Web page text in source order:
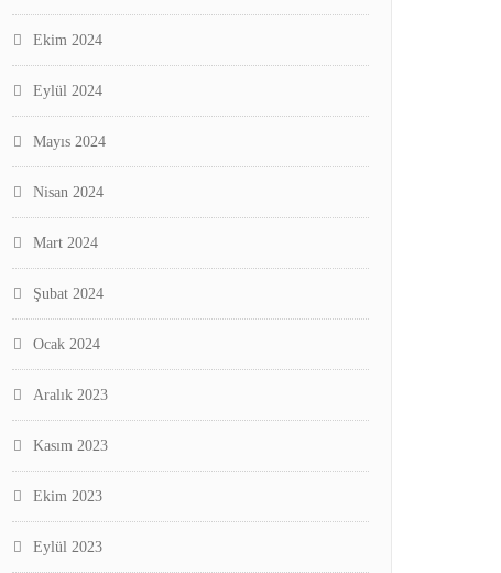
Ekim 2024
Eylül 2024
Mayıs 2024
Nisan 2024
Mart 2024
Şubat 2024
Ocak 2024
Aralık 2023
Kasım 2023
Ekim 2023
Eylül 2023